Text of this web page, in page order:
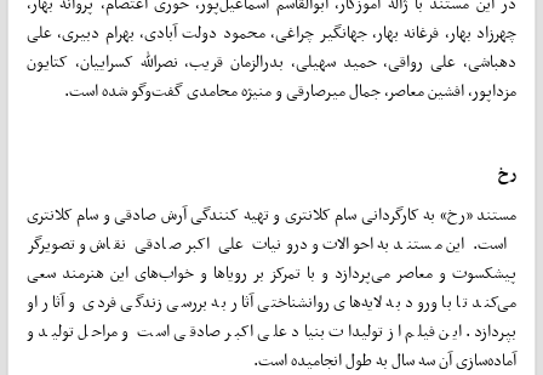
چهرزاد بهار، فرغانه بهار، جهانگیر چراغی، محمود دولت آبادی، بهرام دبیری، علی
دهباشی، علی رواقی، حمید سهیلی، بدرالزمان قریب، نصرالله کسراییان، کتایون
مزداپور، افشین معاصر، جمال میرصارقی و منیژه محامدی گفت‌وگو شده است.
رخ
مستند «رخ» به کارگردانی سام کلانتری و تهیه کنندگی آرش صادقی و سام کلانتری
است. این مستند به احوالات و درونیات علی اکبر صادقی نقاش و تصویرگر
پیشکسوت و معاصر می‌پردازد و با تمرکز بر رویاها و خواب‌های این هنرمند سعی
می‌کند تا با ورود به لایه‌های روانشناختی آثار به بررسی زندگی فردی و آثار او
بپردازد. این فیلم از تولیدات بنیاد علی اکبر صادقی است و مراحل تولید و
آماده‌سازی آن سه سال به طول انجامیده است.